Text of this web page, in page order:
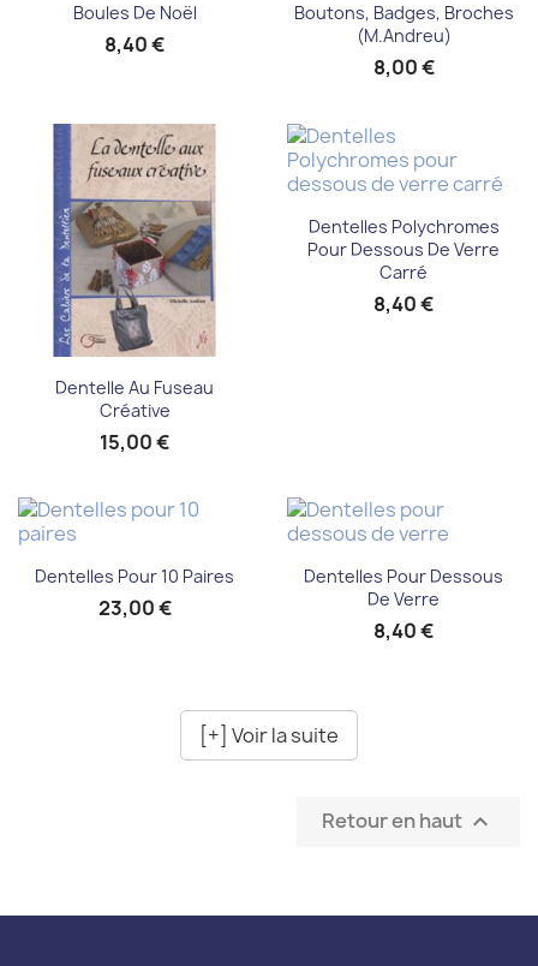
Boules De Noël
8,40 €
Boutons, Badges, Broches
(M.Andreu)
8,00 €
Dentelle Au Fuseau
Créative
15,00 €
Dentelles Polychromes
Pour Dessous De Verre
Carré
8,40 €
Dentelles Pour 10 Paires
23,00 €
Dentelles Pour Dessous
De Verre
8,40 €
[+] Voir la suite
Retour en haut 